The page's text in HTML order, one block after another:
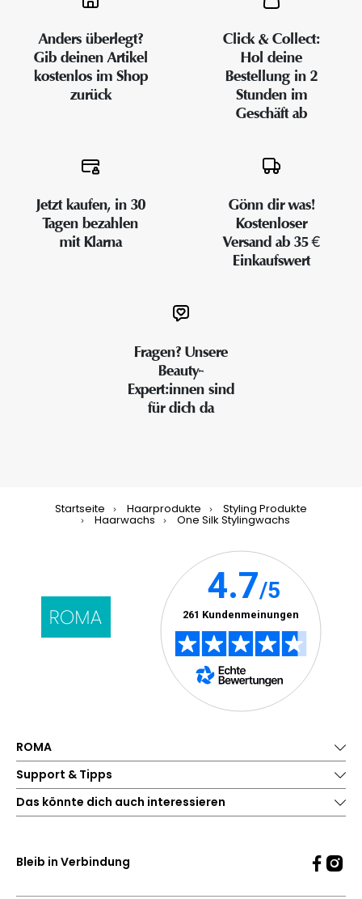
Anders überlegt?
Gib deinen Artikel
kostenlos im Shop
zurück
Click & Collect:
Hol deine
Bestellung in 2
Stunden im
Geschäft ab
Jetzt kaufen, in 30
Tagen bezahlen
mit Klarna
Gönn dir was!
Kostenloser
Versand ab 35 €
Einkaufswert
Fragen? Unsere
Beauty-
Expert:innen sind
für dich da
Startseite Haarprodukte Styling Produkte
Haarwachs One Silk Stylingwachs
ROMA
Support & Tipps
Das könnte dich auch interessieren
Bleib in Verbindung